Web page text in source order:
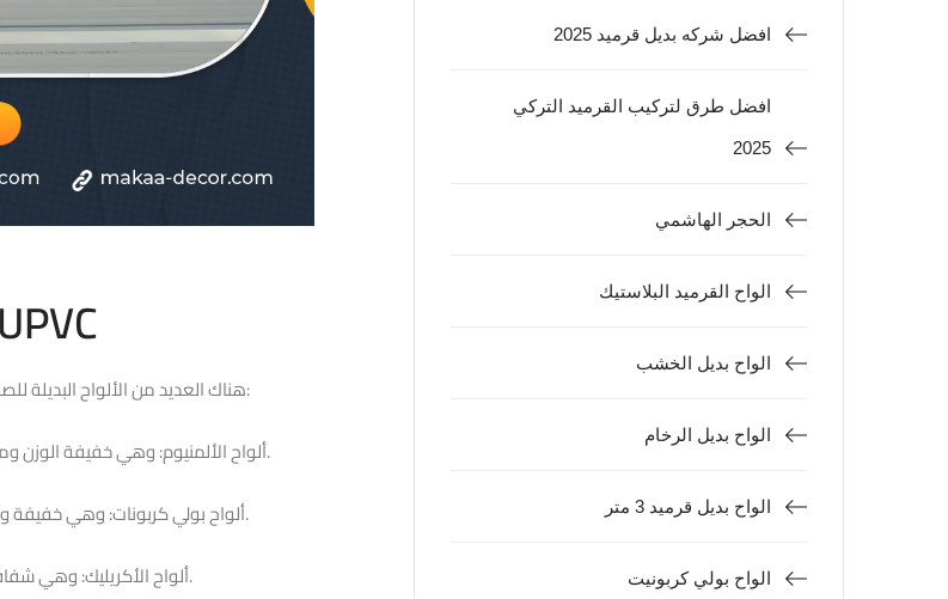
الواح بديل الصاج UPVC
هناك العديد من الألواح البديلة للصاج، وتختلف حسب الاستخدام والتطبيق. ومن بين البدائل الشائعة:
1- ألواح الألمنيوم: وهي خفيفة الوزن ومتينة ومقاومة للصدأ. تستخدم عادة في تطبيقات الديكور والبناء.
2- ألواح بولي كربونات: وهي خفيفة وشفافة ومتينة وتستخدم في صناعة الأغطية ولوازم الإضاءة.
3- ألواح الأكريليك: وهي شفافة ولامعة وتستخدم في صناعة الإعلانات والإضاءة.
افضل شركه بديل قرميد 2025
افضل طرق لتركيب القرميد التركي
2025
الحجر الهاشمي
الواح القرميد البلاستيك
الواح بديل الخشب
الواح بديل الرخام
الواح بديل قرميد 3 متر
الواح بولي كربونيت